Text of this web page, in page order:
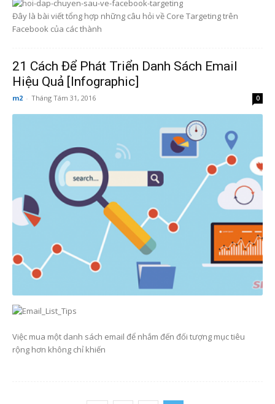
Đây là bài viết tổng hợp những câu hỏi về Core Targeting trên
Facebook của các thành
21 Cách Để Phát Triển Danh Sách Email
Hiệu Quả [Infographic]
m2 - Tháng Tám 31, 2016 0
Việc mua một danh sách email để nhắm đến đối tượng mục tiêu
rộng hơn không chỉ khiến